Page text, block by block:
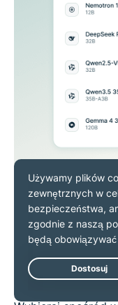
Jak działa
Uzyskaj dostęp
przeglądarce. Nie
rozszerzenia ani